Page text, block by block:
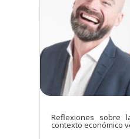
Reflexiones sobre
contexto económico